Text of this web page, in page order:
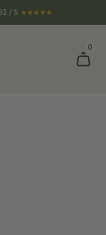
/ 5 ★★★★★
0